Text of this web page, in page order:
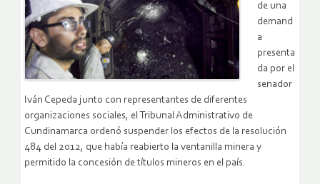
de una
demand
a
presenta
da por el
senador
Iván Cepeda junto con representantes de diferentes
organizaciones sociales, el Tribunal Administrativo de
Cundinamarca ordenó suspender los efectos de la resolución
484 del 2012, que había reabierto la ventanilla minera y
permitido la concesión de títulos mineros en el país.